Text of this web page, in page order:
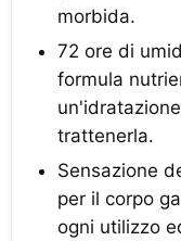
morbida.
72 ore di
formula
trattenerla.
Sensazione
per il corpo
ogni utilizzo